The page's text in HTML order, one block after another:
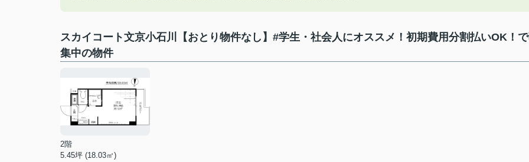
スカイコート文京小石川【おとり物件なし】#学生・社会人にオススメ！初期費用分割払いOK！
集中の物件
2階
5.45坪 (18.03㎡)